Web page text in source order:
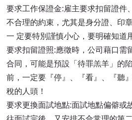
要求工作保證金:雇主要求扣留證件
不合理的約束，尤其是身分證、印
一 定要特別謹慎小心，要明確知道
要求扣留證照:應徵時，公司藉口需
合同，可能是預設「待罪羔羊」的
前，一定要『停』、『看』、『聽
稅的人頭！
要求更換面試地點:面試地點偏僻或